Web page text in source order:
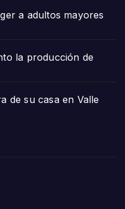
a adultos mayores
la producción de
de su casa en Valle